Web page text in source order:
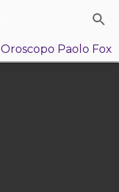
Oroscopo Paolo Fox